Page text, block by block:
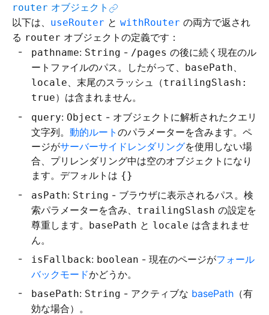
router オブジェクト
以下は、 useRouter と withRouter の両方で返され
る router オブジェクトの定義です：
pathname: String - /pages の後に続く現在のル
ートファイルのパス。したがって、 basePath、
locale、末尾のスラッシュ（trailingSlash:
true）は含まれません。
query: Object - オブジェクトに解析されたクエリ
文字列。 動的ルート のパラメーターを含みます。ペ
ージがサーバーサイドレンダリングを使用しない場
合、プリレンダリング中は空のオブジェクトになり
ます。デフォルトは {}
asPath: String - ブラウザに表示されるパス。検
索パラメーターを含み、 trailingSlash の設定を
尊重します。 basePath と locale は含まれませ
ん。
isFallback: boolean - 現在のページがフォール
バックモードかどうか。
basePath: String - アクティブな basePath （有
効な場合）。